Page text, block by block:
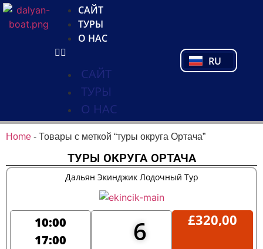
САЙТ
ТУРЫ
О НАС
САЙТ
ТУРЫ
О НАС
RU
PT
TR
Home - Товары с меткой “туры округа Ортача”
ТУРЫ ОКРУГА ОРТАЧА
Дальян Экинджик Лодочный Тур
10:00
17:00
6 £320,00